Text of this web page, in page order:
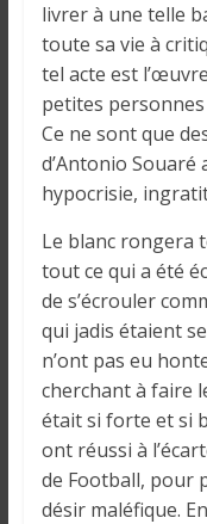
livrer à une telle
toute sa vie à
tel acte est
petites
Ce ne sont que
d’Antonio
hypocrisie,
Le blanc rongera
tout ce qui a été
de s’écrouler
qui jadis étaient
n’ont pas eu
cherchant à faire
était si forte et si
ont réussi à
de Football, pour
désir maléfique.